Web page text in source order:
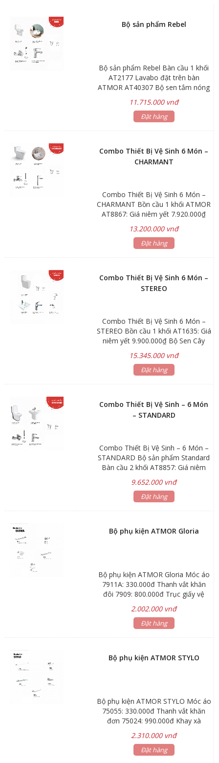
Bộ sản phẩm Rebel
Bộ sản phẩm Rebel Bàn cầu 1 khối
AT2177 Lavabo đặt trên bàn
ATMOR AT40307 Bộ sen tắm nóng
nóng lạnh ATMOR AT90803 Tặng
kèm xịt phụ AT10401 và Van T
11.715.000 vnđ
Đặt hàng
Combo Thiết Bị Vệ Sinh 6 Món –
CHARMANT
Combo Thiết Bị Vệ Sinh 6 Món –
CHARMANT Bồn cầu 1 khối ATMOR
AT8867: Giá niêm yết 7.920.000₫
AT4565: Giá niêm yết 2.970.000₫
Bộ sen tắm nóng lạnh ATMOR
ATMOR AT97003-2A: Giá niêm yết
3.630.000₫ Tặng kèm xịt phụ
AT10401, Van T AT21012 Hãng sản
13.200.000 vnđ
Đặt hàng
Combo Thiết Bị Vệ Sinh 6 Món –
STEREO
Combo Thiết Bị Vệ Sinh 6 Món –
STEREO Bồn cầu 1 khối AT1635: Giá
niêm yết 9.900.000₫ Bộ Sen Cây
AT90881: Giá niêm yết 5.610.000₫
Lavabo đặt trên bàn AT1041: Giá
2.750.000₫ Tặng kèm xịt phụ
AT10401, Van T AT21012 Hãng sản
xuất: ATMOR
15.345.000 vnđ
Đặt hàng
Combo Thiết Bị Vệ Sinh – 6 Món
– STANDARD
Combo Thiết Bị Vệ Sinh – 6 Món –
STANDARD Bộ sản phẩm Standard
Bàn cầu 2 khối AT8857: Giá niêm
AT212: Giá niêm yết 2.530.000₫ Bộ
sen tắm nóng lạnh AT90941: Giá
AT10401, Van T AT21012
9.652.000 vnđ
Đặt hàng
Bộ phụ kiện ATMOR Gloria
Bộ phụ kiện ATMOR Gloria Móc áo
7911A: 330.000đ Thanh vắt khăn
đôi 7909: 800.000đ Trục giấy vệ
7912: 396.000đ Kệ kiếng 7921:
770.000đ Bảo hành: phụ kiện 1 năm
2.002.000 vnđ
Đặt hàng
Bộ phụ kiện ATMOR STYLO
Bộ phụ kiện ATMOR STYLO Móc áo
75055: 330.000đ Thanh vắt khăn
đơn 75024: 990.000đ Khay xà
vệ sinh 75051A: 440.000đ Kệ kiếng
75091: 880.000d Thời gian bảo
2.310.000 vnđ
Đặt hàng